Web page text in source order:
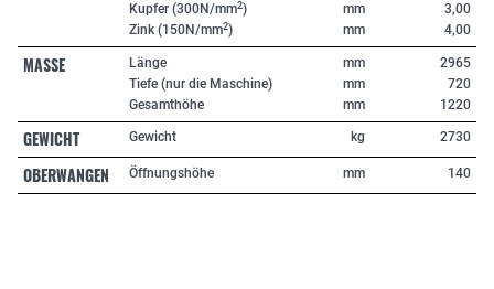
Kupfer (300N/mm2)
Zink (150N/mm2)
mm
mm
3,00
4,00
MASSE
Länge
Tiefe (nur die Maschine)
Gesamthöhe
mm
mm
mm
2965
720
1220
GEWICHT Gewicht kg 2730
OBERWANGEN Öffnungshöhe mm 140